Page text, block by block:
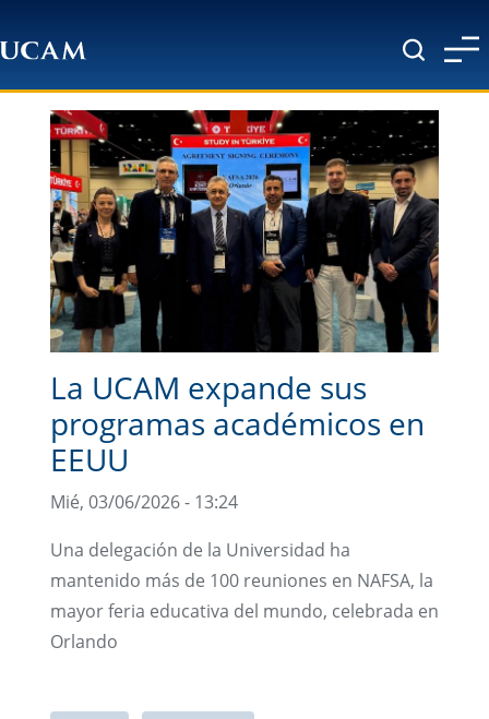
La UCAM expande sus
programas académicos en
EEUU
Mié, 03/06/2026 - 13:24
Una delegación de la Universidad ha
mantenido más de 100 reuniones en NAFSA, la
mayor feria educativa del mundo, celebrada en
Orlando